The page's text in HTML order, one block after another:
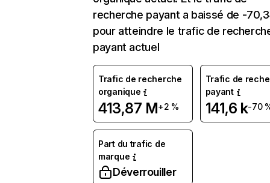
recherche payant a baissé de -
pour atteindre le trafic de
payant actuel
Trafic de recherche
organique
413,87 M+2 %
Trafic de
payant
141,6 k-70
Part du trafic de
marque
Déverrouiller